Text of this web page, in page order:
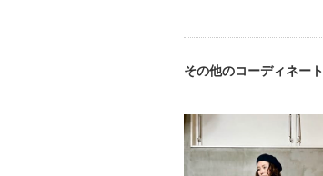
その他のコーディネート